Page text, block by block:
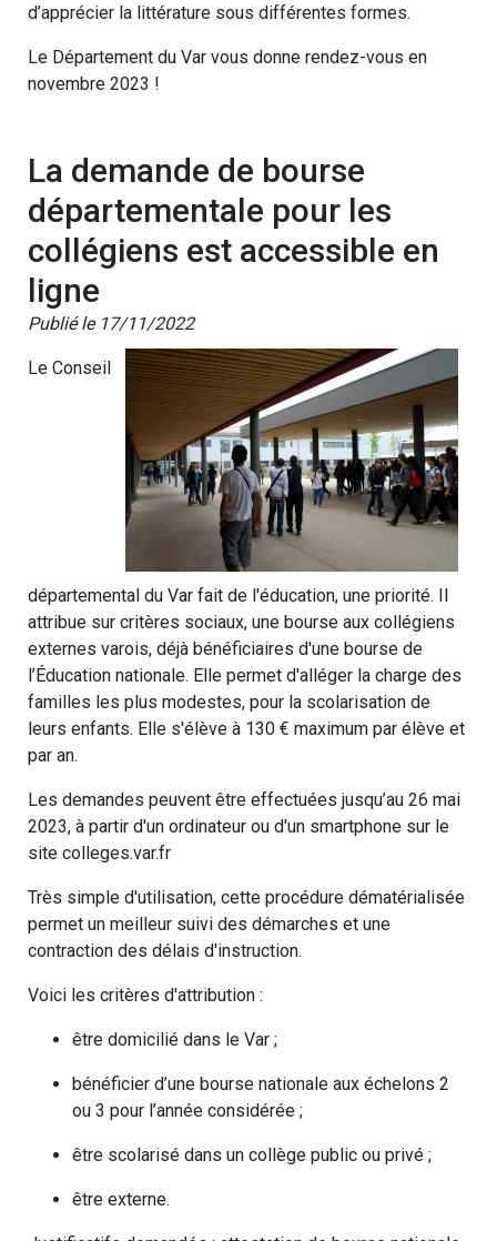
d’apprécier la littérature sous différentes formes.
Le Département du Var vous donne rendez-vous en
novembre 2023 !
La demande de bourse
départementale pour les
collégiens est accessible en
ligne
Publié le 17/11/2022
Le Conseil
départemental du Var fait de l'éducation, une priorité. Il
attribue sur critères sociaux, une bourse aux collégiens
externes varois, déjà bénéficiaires d'une bourse de
l’Éducation nationale. Elle permet d'alléger la charge des
familles les plus modestes, pour la scolarisation de
leurs enfants. Elle s'élève à 130 € maximum par élève et
par an.
Les demandes peuvent être effectuées jusqu’au 26 mai
2023, à partir d'un ordinateur ou d'un smartphone sur le
site colleges.var.fr
Très simple d'utilisation, cette procédure dématérialisée
permet un meilleur suivi des démarches et une
contraction des délais d'instruction.
Voici les critères d'attribution :
être domicilié dans le Var ;
bénéficier d’une bourse nationale aux échelons 2
ou 3 pour l’année considérée ;
être scolarisé dans un collège public ou privé ;
être externe.